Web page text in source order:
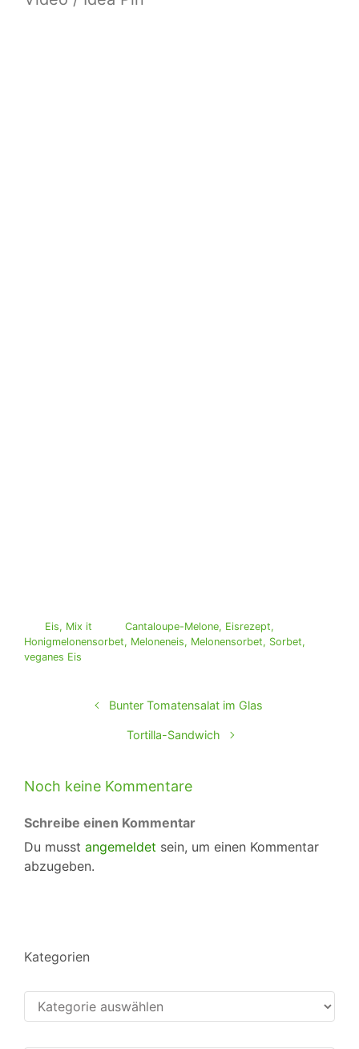
Eis, Mix it Cantaloupe-Melone, Eisrezept,
Honigmelonensorbet, Meloneneis, Melonensorbet, Sorbet,
veganes Eis
Bunter Tomatensalat im Glas
Tortilla-Sandwich
Noch keine Kommentare
Schreibe einen Kommentar
Du musst angemeldet sein, um einen Kommentar
abzugeben.
Kategorien
Kategorien